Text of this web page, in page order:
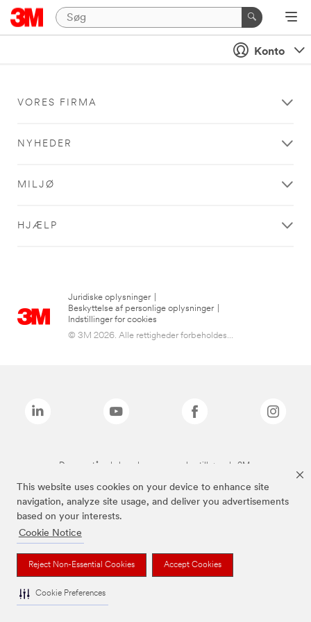
This website uses cookies on your device to enhance site
navigation, analyze site usage, and deliver you advertisements
based on your interests.
Cookie Notice
Reject Non-Essential Cookies Accept Cookies
Cookie Preferences
Konto
VORES FIRMA
NYHEDER
MILJØ
HJÆLP
Juridiske oplysninger
Beskyttelse af personlige oplysninger
Indstillinger for cookies
© 3M 2026. Alle rettigheder forbeholdes...
De ovenstående brands er varemærker tilhørende 3M.